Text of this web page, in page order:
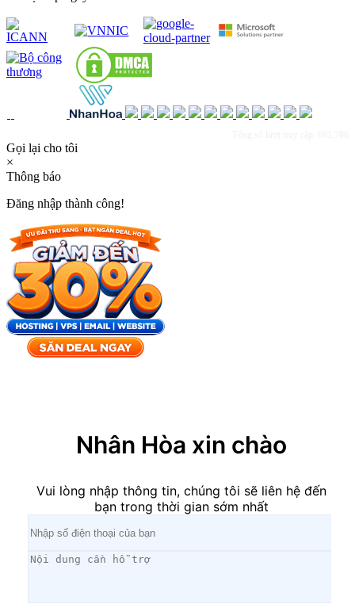
Gọi lại cho tôi
×
Thông báo
Đăng nhập thành công!
Nhân Hòa xin chào
Vui lòng nhập thông tin, chúng tôi sẽ liên hệ đến
bạn trong thời gian sớm nhất